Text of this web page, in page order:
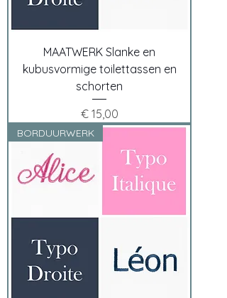
MAATWERK Slanke en
kubusvormige toilettassen en
schorten
Prijs
€ 15,00
BORDUURWERK